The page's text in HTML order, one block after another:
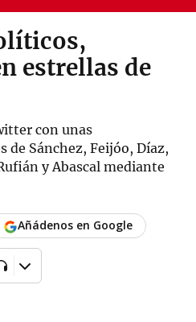
estrellas de
con unas
de Sánchez, Feijóo, Díaz,
y Abascal mediante
Añádenos en Google